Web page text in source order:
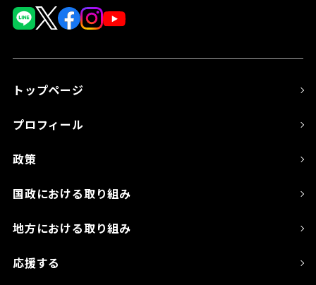
トップページ
プロフィール
政策
国政における取り組み
地方における取り組み
応援する